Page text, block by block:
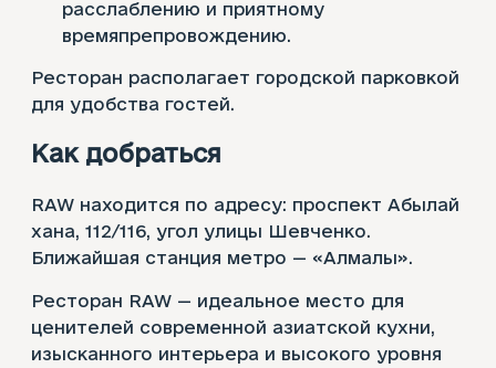
расслаблению и приятному
времяпрепровождению.
Ресторан располагает городской парковкой
для удобства гостей.
Как добраться
RAW находится по адресу: проспект Абылай
хана, 112/116, угол улицы Шевченко.
Ближайшая станция метро — «Алмалы».
Ресторан RAW — идеальное место для
ценителей современной азиатской кухни,
изысканного интерьера и высокого уровня